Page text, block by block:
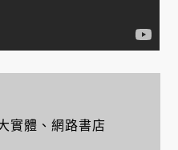
實體、網路書店